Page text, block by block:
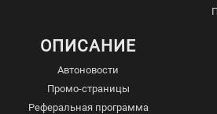
ОПИСАНИЕ
Автоновости
Промо-страницы
Реферальная программа